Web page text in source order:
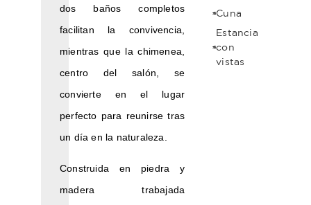
dos baños completos
facilitan la convivencia,
mientras que la chimenea,
centro del salón, se
convierte en el lugar
perfecto para reunirse tras
un día en la naturaleza.
Construida en piedra y
madera trabajada
Cuna
Estancia
con
vistas